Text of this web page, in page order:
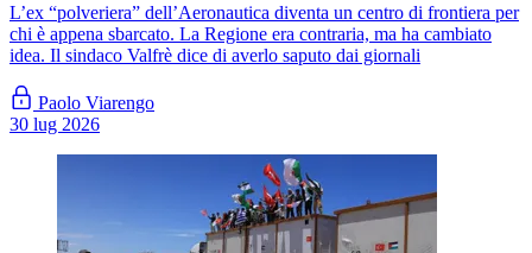
L’ex “polveriera” dell’Aeronautica diventa un centro di frontiera per
chi è appena sbarcato. La Regione era contraria, ma ha cambiato
idea. Il sindaco Valfrè dice di averlo saputo dai giornali
Paolo Viarengo
30 lug 2026